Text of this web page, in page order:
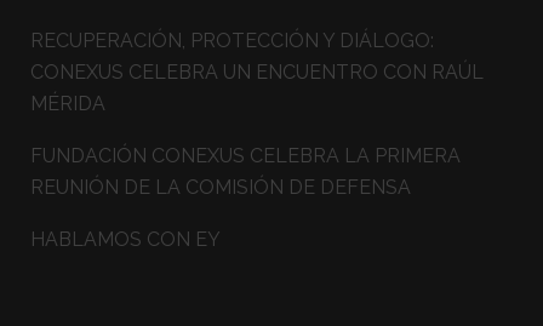
RECUPERACIÓN, PROTECCIÓN Y DIÁLOGO:
CONEXUS CELEBRA UN ENCUENTRO CON RAÚL
MÉRIDA
FUNDACIÓN CONEXUS CELEBRA LA PRIMERA
REUNIÓN DE LA COMISIÓN DE DEFENSA
HABLAMOS CON EY